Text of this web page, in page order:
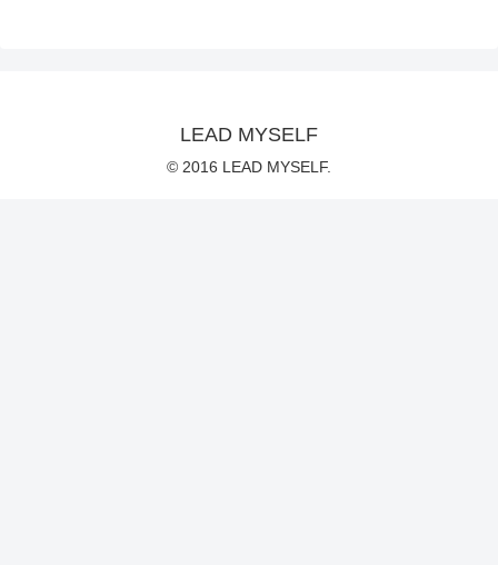
LEAD MYSELF
© 2016 LEAD MYSELF.